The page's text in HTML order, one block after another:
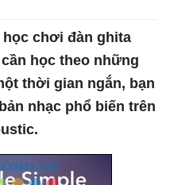
học chơi đàn ghita
học theo những
thời gian ngắn, bạn
nhạc phổ biến trên